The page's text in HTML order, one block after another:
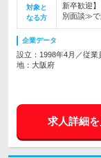
対象と
なる方
新卒歓迎
別面談≫で
企業データ
設立：1998年4月／従
地：大阪府
求人詳細